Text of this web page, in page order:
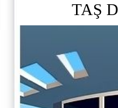
TAŞ